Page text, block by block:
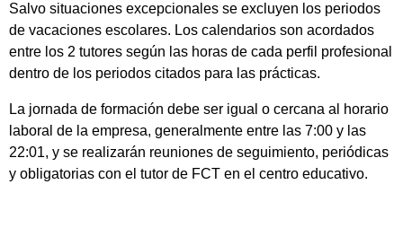
Salvo situaciones excepcionales se excluyen los periodos
de vacaciones escolares. Los calendarios son acordados
entre los 2 tutores según las horas de cada perfil profesional
dentro de los periodos citados para las prácticas.
La jornada de formación debe ser igual o cercana al horario
laboral de la empresa, generalmente entre las 7:00 y las
22:01, y se realizarán reuniones de seguimiento, periódicas
y obligatorias con el tutor de FCT en el centro educativo.